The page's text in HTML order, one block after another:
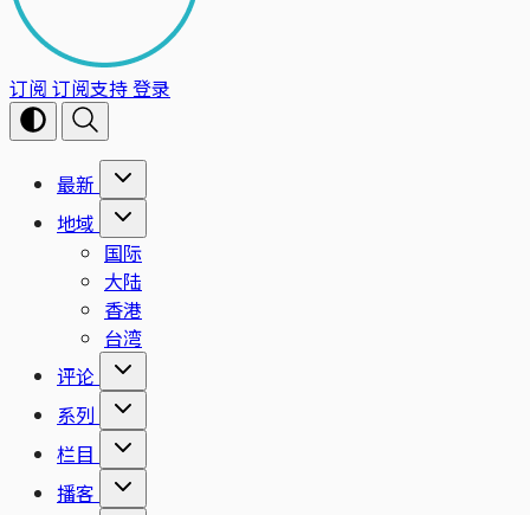
订阅 订阅支持登录
最新
地域
国际
大陆
香港
台湾
评论
系列
栏目
播客